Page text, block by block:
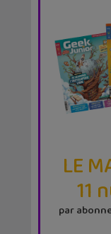
LE
11
par